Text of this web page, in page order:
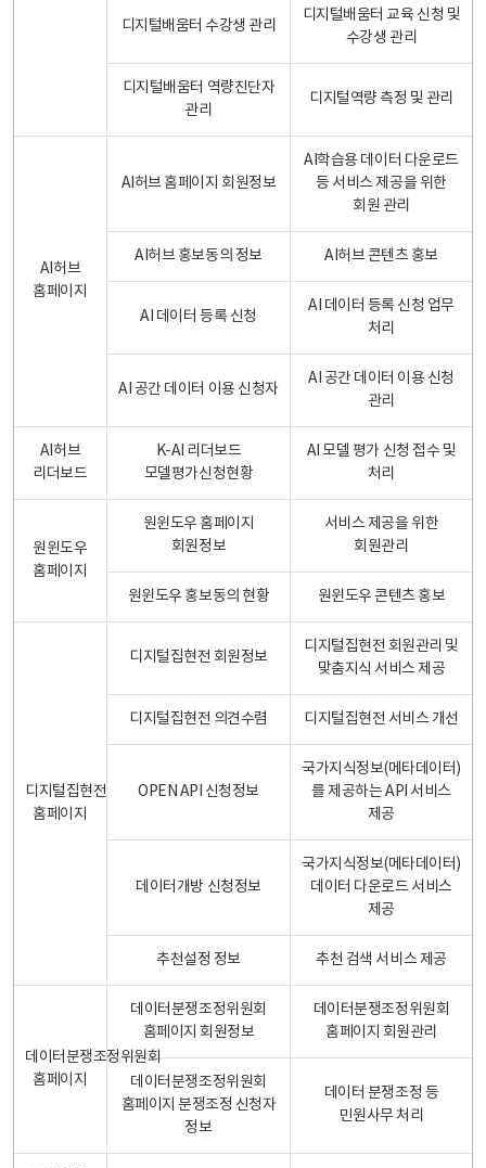
디지털배움터 수강생 관리
디지털배움터 교육 신청 및
수강생 관리
디지털배움터 역량진단자
관리
디지털역량 측정 및 관리
AI허브
홈페이지
AI허브 홈페이지 회원정보
AI학습용 데이터 다운로드
등 서비스 제공을 위한
회원 관리
AI허브 홍보동의 정보 AI허브 콘텐츠 홍보
AI 데이터 등록 신청
AI 데이터 등록 신청 업무
처리
AI 공간 데이터 이용 신청자
AI 공간 데이터 이용 신청
관리
AI허브
리더보드
K-AI 리더보드
모델평가신청현황
AI 모델 평가 신청 접수 및
처리
원윈도우
홈페이지
원윈도우 홈페이지
회원정보
서비스 제공을 위한
회원관리
원윈도우 홍보동의 현황 원윈도우 콘텐츠 홍보
디지털집현전
홈페이지
디지털집현전 회원정보
디지털집현전 회원관리 및
맞춤지식 서비스 제공
디지털집현전 의견수렴 디지털집현전 서비스 개선
OPEN API 신청정보
국가지식정보(메타데이터)
를 제공하는 API 서비스
제공
데이터개방 신청정보
국가지식정보(메타데이터)
데이터 다운로드 서비스
제공
추천설정 정보 추천 검색 서비스 제공
데이터분쟁조정위원회
홈페이지
데이터분쟁조정위원회
홈페이지 회원정보
데이터분쟁조정위원회
홈페이지 회원관리
데이터분쟁조정위원회
홈페이지 분쟁조정 신청자
정보
데이터 분쟁조정 등
민원사무 처리